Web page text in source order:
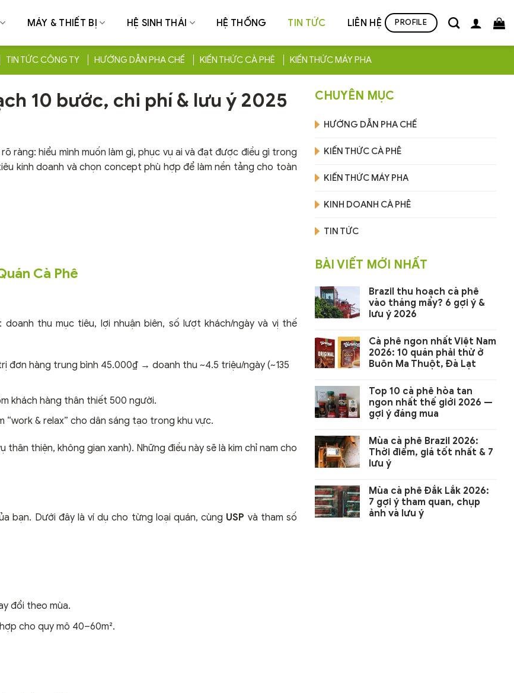
MÁY & THIẾT BỊ HỆ SINH THÁI HỆ THỐNG TIN TỨC LIÊN HỆ PROFILE
TIN TỨC CÔNG TY HƯỚNG DẪN PHA CHẾ KIẾN THỨC CÀ PHÊ KIẾN THỨC MÁY PHA
10 bước, chi phí & lưu ý 2025
ràng: hiểu mình muốn làm gì, phục vụ ai và đạt được điều gì trong
kinh doanh và chọn concept phù hợp để làm nền tảng cho toàn
Cà Phê
doanh thu mục tiêu, lợi nhuận biên, số lượt khách/ngày và vị thế
đơn hàng trung bình 45.000₫ → doanh thu ~4.5 triệu/ngày (~135
khách hàng thân thiết 500 người.
“work & relax” cho dân sáng tạo trong khu vực.
thiện, không gian xanh). Những điều này sẽ là kim chỉ nam cho
bạn. Dưới đây là ví dụ cho từng loại quán, cùng USP và tham số
đổi theo mùa.
cho quy mô 40–60m².
CHUYÊN MỤC
HƯỚNG DẪN PHA CHẾ
KIẾN THỨC CÀ PHÊ
KIẾN THỨC MÁY PHA
KINH DOANH CÀ PHÊ
TIN TỨC
BÀI VIẾT MỚI NHẤT
Brazil thu hoạch cà phê
vào tháng mấy? 6 gợi ý &
lưu ý 2026
Cà phê ngon nhất Việt Nam
2026: 10 quán phải thử ở
Buôn Ma Thuột, Đà Lạt
Top 10 cà phê hòa tan
ngon nhất thế giới 2026 —
gợi ý đáng mua
Mùa cà phê Brazil 2026:
Thời điểm, giá tốt nhất & 7
lưu ý
Mùa cà phê Đắk Lắk 2026:
7 gợi ý tham quan, chụp
ảnh và lưu ý